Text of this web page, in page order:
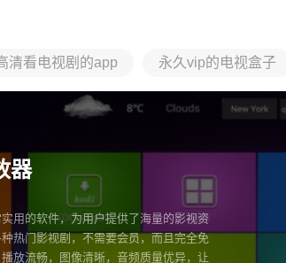
清看电视剧的app 永久vip的电视盒子
器
用的软件，为用户提供了海量的影视资
热门影视剧，不需要会员，而且完全免
放流畅，图像清晰，音频质量优异，让